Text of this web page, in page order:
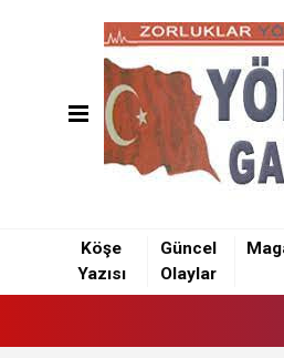
Köşe
Yazısı
Güncel
Olaylar